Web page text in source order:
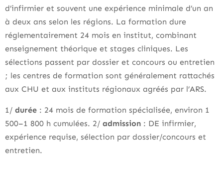
d’infirmier et souvent une expérience minimale d’un an
à deux ans selon les régions. La formation dure
réglementairement 24 mois en institut, combinant
enseignement théorique et stages cliniques. Les
sélections passent par dossier et concours ou entretien
; les centres de formation sont généralement rattachés
aux CHU et aux instituts régionaux agréés par l’ARS.
1/ durée : 24 mois de formation spécialisée, environ 1
500–1 800 h cumulées. 2/ admission : DE infirmier,
expérience requise, sélection par dossier/concours et
entretien.